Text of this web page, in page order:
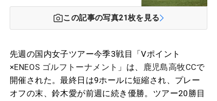
この記事の写真21枚を見る
先週の国内女子ツアー今季3戦目「Vポイント
×ENEOS ゴルフトーナメント 」は、 鹿児島高牧CCで
開催された。最終日は9ホールに短縮され、プレー
オフの末、鈴木愛が前週に続き優勝。ツアー20勝目